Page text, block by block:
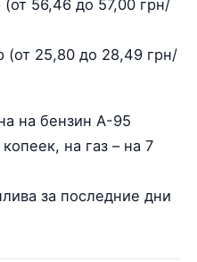
(от 56,46 до 57,00 грн/
(от 25,80 до 28,49 грн/
на бензин А-95
на газ – на 7
за последние дни